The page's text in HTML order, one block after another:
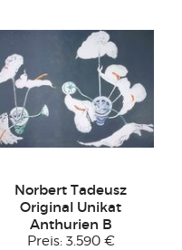
Norbert Tadeusz
Original Unikat
Anthurien B
Preis: 3.590 €